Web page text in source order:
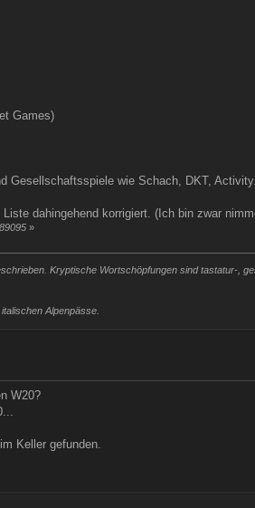
Games)
Gesellschaftsspiele wie Schach, DKT,
dahingehend korrigiert. (Ich bin zwar
»
Kryptische Wortschöpfungen sind tastatur-,
Alpenpässe.
W20?
Keller gefunden.